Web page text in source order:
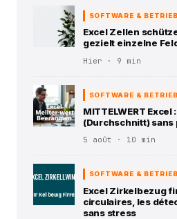
SOFTWARE &
Excel Zellen
gezielt einzelne
Hier · 9 min
SOFTWARE &
MITTELWERT
(Durchschnitt) sans
5 août · 10 min
SOFTWARE &
Excel Zirkelbezug
circulaires, les
sans stress